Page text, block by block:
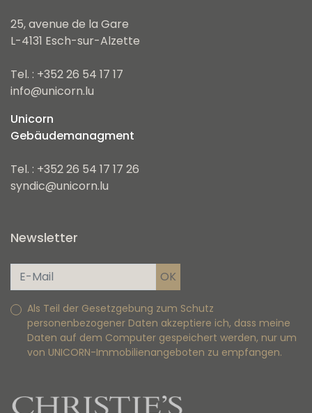
25, avenue de la Gare
L-4131 Esch-sur-Alzette
Tel. : +352 26 54 17 17
info@unicorn.lu
Unicorn
Gebäudemanagment
Tel. : +352 26 54 17 17 26
syndic@unicorn.lu
Newsletter
Als Teil der Gesetzgebung zum Schutz
personenbezogener Daten akzeptiere ich, dass meine
Daten auf dem Computer gespeichert werden, nur um
von UNICORN-Immobilienangeboten zu empfangen.